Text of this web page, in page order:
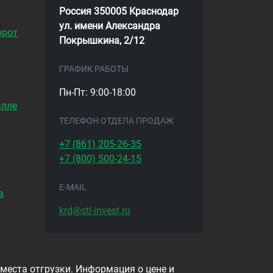
Россия 350005 Краснодар
ул. имени Александра
Покрышкина, 2/12
ГРАФИК РАБОТЫ
Пн-Пт: 9:00-18:00
ТЕЛЕФОН ОТДЕЛА ПРОДАЖ
+7 (861) 205-26-35
+7 (800) 500-24-15
E-MAIL
krd@stl-invest.ru
отгрузки. Информация о цене и